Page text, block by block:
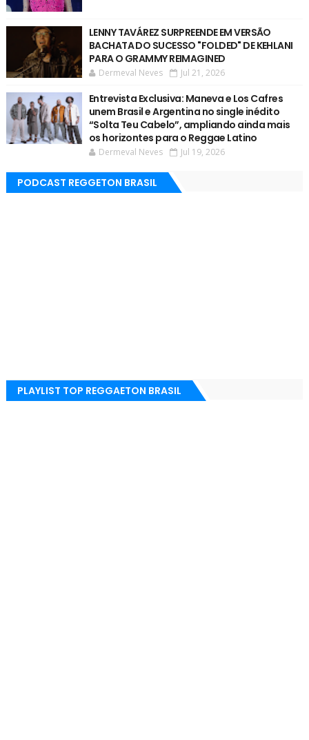
LENNY TAVÁREZ SURPREENDE EM VERSÃO
BACHATA DO SUCESSO "FOLDED" DE KEHLANI
PARA O GRAMMY REIMAGINED
Dermeval Neves Jul 21, 2026
Entrevista Exclusiva: Maneva e Los Cafres
unem Brasil e Argentina no single inédito
“Solta Teu Cabelo”, ampliando ainda mais
os horizontes para o Reggae Latino
Dermeval Neves Jul 19, 2026
PODCAST REGGETON BRASIL
PLAYLIST TOP REGGAETON BRASIL